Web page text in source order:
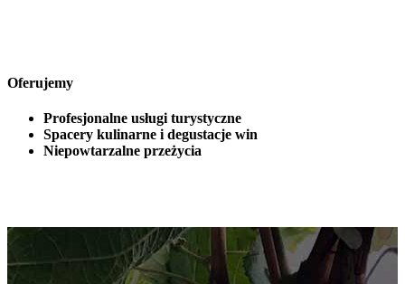
Oferujemy
Profesjonalne usługi turystyczne
Spacery kulinarne i degustacje win
Niepowtarzalne przeżycia